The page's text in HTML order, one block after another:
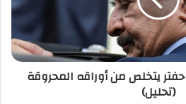
حفتر يتخلص من أوراقه المحروقة
(تحليل)